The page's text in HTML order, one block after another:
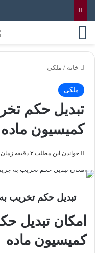
خانه / ملکی
ملکی
تبدیل حکم
کمیسیون ماده ۱۰۰
خواندن این مطلب ۳ دقیقه زمان میبرد
تبدیل حکم تخریب
امکان تبدیل
کمیسیون ماده ۱۰۰